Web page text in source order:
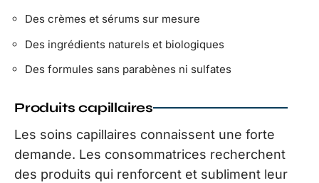
Des crèmes et sérums sur mesure
Des ingrédients naturels et biologiques
Des formules sans parabènes ni sulfates
Produits capillaires
Les soins capillaires connaissent une forte
demande. Les consommatrices recherchent
des produits qui renforcent et subliment leur